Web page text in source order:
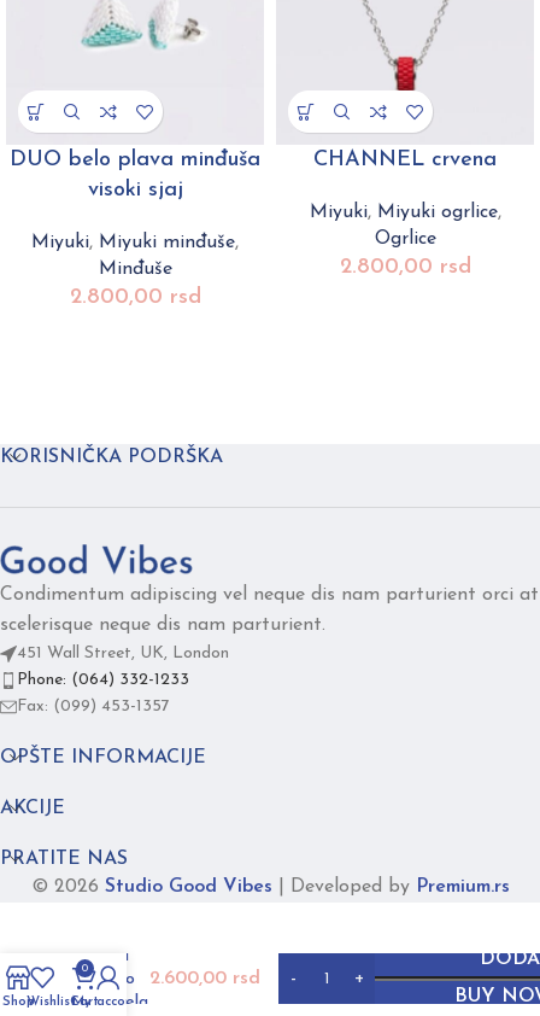
DUO belo plava minđuša
visoki sjaj
Miyuki, Miyuki minđuše,
Minđuše
2.800,00 rsd
CHANNEL crvena
Miyuki, Miyuki ogrlice,
Ogrlice
2.800,00 rsd
KORISNIČKA PODRŠKA
Condimentum adipiscing vel neque dis nam parturient orci at
scelerisque neque dis nam parturient.
451 Wall Street, UK, London
Phone: (064) 332-1233
Fax: (099) 453-1357
OPŠTE INFORMACIJE
AKCIJE
PRATITE NAS
© 2026 Studio Good Vibes Developed by Premium.rs
ogrlica
srebrno
crno bela
2.600,00 rsd
BUY
ShopWishlist
0
Cart
My account